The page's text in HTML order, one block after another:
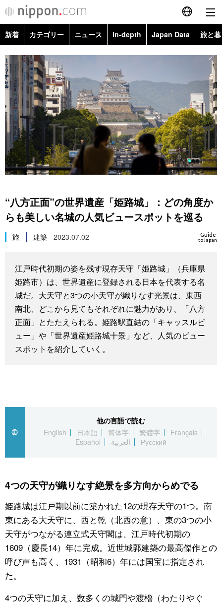
English
繁體字
Français
Español
العربية
カテゴリー
政治・外交
経済・ビジネス
社会
文化
科学・技術
暮らし
スポーツ・東京2020
ニュース
トップ
In-depth
旅と暮らし
動画/Live
Books
Cinema
Topics
Images
東京
お知らせ
新着 カテゴリー ニュース In-depth Japan Data 旅と
政治・外交
経済・ビジネス
国際・海外
社会
文化
暮らし
スポーツ・東京2020
Topics
Images
People
東京
お知らせ
“八方正面”の世界遺産「姫路城」：どの角度か
らも美しい名城の人気ビュースポットを巡る
Guide
to Japan
旅 建築 2023.07.02
江戸時代初期の姿を残す現存天守「姫路城」（兵庫県
姫路市）は、世界遺産に登録される日本を代表する名
城だ。大天守と3つの小天守が織りなす光景は、東西
南北、どこから見てもそれぞれに魅力があり、「八方
正面」とたたえられる。姫路駅直結の「キャッスルビ
ュー」や「世界遺産姫路城十景」など、人気のビュー
スポットを紹介していく。
他の言語で読む
English
日本語 简体字 繁體字
Français
Español
العربية Русский
4つの天守が織りなす絶景を多方向からめでる
姫路城は江戸期以前に築かれた12の現存天守の1つ。南
東にある大天守に、西と乾（北西の意）、東の3つの小
天守がつながる連立式天守閣は、江戸時代初期の
1609（慶長14）年に完成。近世城郭建築の最高傑作との
呼び声も高く、1931（昭和6）年には国宝に指定され
た。
4つの天守に加え、数多くの城門や渡櫓（わたりやぐ